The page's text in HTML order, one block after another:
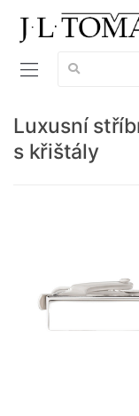
Vyhledávání:
Luxusní
s křištály